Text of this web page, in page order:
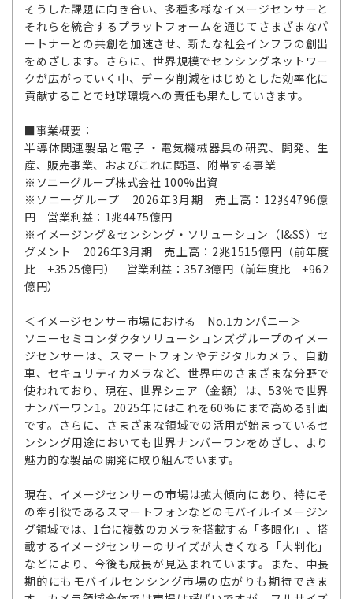
そうした課題に向き合い、多種多様なイメージセンサーと
それらを統合するプラットフォームを通じてさまざまなパ
ートナーとの共創を加速させ、新たな社会インフラの創出
をめざします。さらに、世界規模でセンシングネットワー
クが広がっていく中、データ削減をはじめとした効率化に
貢献することで地球環境への責任も果たしていきます。
■事業概要：
半導体関連製品と電子 ・電気機械器具の研究、開発、生
産、販売事業、およびこれに関連、附帯する事業
※ソニーグループ株式会社 100%出資
※ソニーグループ 2026年3月期 売上高：12兆4796億
円 営業利益：1兆4475億円
※イメージング＆センシング・ソリューション（I&SS）セ
グメント 2026年3月期 売上高：2兆1515億円（前年度
比 +3525億円） 営業利益：3573億円（前年度比 +962
億円）
＜イメージセンサー市場における No.1カンパニー＞
ソニーセミコンダクタソリューションズグループのイメー
ジセンサーは、スマートフォンやデジタルカメラ、自動
車、セキュリティカメラなど、世界中のさまざまな分野で
使われており、現在、世界シェア（金額）は、53％で世界
ナンバーワン1。2025年にはこれを60%にまで高める計画
です。さらに、さまざまな領域での活用が始まっているセ
ンシング用途においても世界ナンバーワンをめざし、より
魅力的な製品の開発に取り組んでいます。
現在、イメージセンサーの市場は拡大傾向にあり、特にそ
の牽引役であるスマートフォンなどのモバイルイメージン
グ領域では、1台に複数のカメラを搭載する「多眼化」、搭
載するイメージセンサーのサイズが大きくなる「大判化」
などにより、今後も成長が見込まれています。また、中長
期的にもモバイルセンシング市場の広がりも期待できま